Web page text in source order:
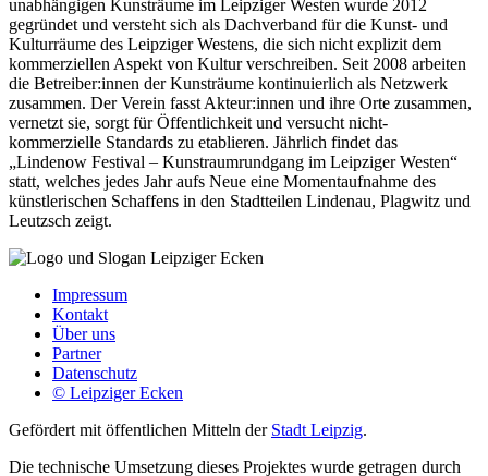
unabhängigen Kunsträume im Leipziger Westen wurde 2012
gegründet und versteht sich als Dachverband für die Kunst- und
Kulturräume des Leipziger Westens, die sich nicht explizit dem
kommerziellen Aspekt von Kultur verschreiben. Seit 2008 arbeiten
die Betreiber:innen der Kunsträume kontinuierlich als Netzwerk
zusammen. Der Verein fasst Akteur:innen und ihre Orte zusammen,
vernetzt sie, sorgt für Öffentlichkeit und versucht nicht-
kommerzielle Standards zu etablieren. Jährlich findet das
„Lindenow Festival – Kunstraumrundgang im Leipziger Westen“
statt, welches jedes Jahr aufs Neue eine Momentaufnahme des
künstlerischen Schaffens in den Stadtteilen Lindenau, Plagwitz und
Leutzsch zeigt.
Impressum
Kontakt
Über uns
Partner
Datenschutz
© Leipziger Ecken
Gefördert mit öffentlichen Mitteln der Stadt Leipzig.
Die technische Umsetzung dieses Projektes wurde getragen durch